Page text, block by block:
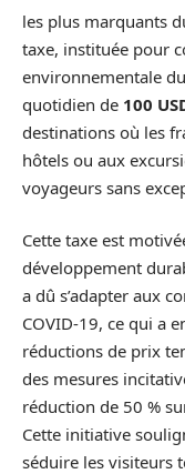
les plus marquants
taxe, instituée pour
environnementale
quotidien de 100
destinations où les
hôtels ou aux
voyageurs sans
Cette taxe est
développement
a dû s’adapter aux
COVID-19, ce qui a
réductions de prix
des mesures
réduction de 50 %
Cette initiative
séduire les visiteurs